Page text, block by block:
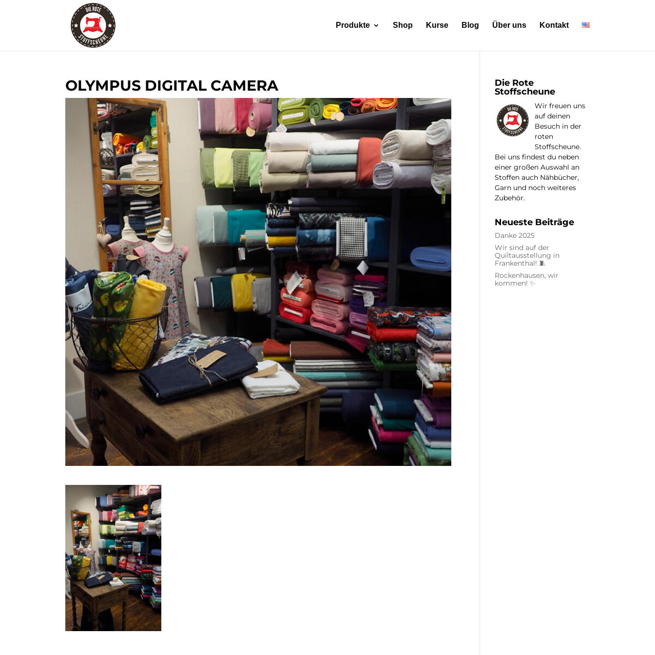
Produkte Shop Kurse Blog Über uns Kontakt
OLYMPUS DIGITAL CAMERA
Die Rote
Stoffscheune
Wir freuen uns
auf deinen
Besuch in der
roten
Stoffscheune.
Bei uns findest du neben
einer großen Auswahl an
Stoffen auch Nähbücher,
Garn und noch weiteres
Zubehör.
Neueste Beiträge
Danke 2025
Wir sind auf der
Quiltausstellung in
Frankenthal! 🧵
Rockenhausen, wir
kommen! ✨